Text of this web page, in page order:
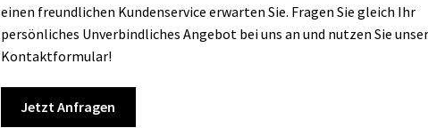
einen freundlichen Kundenservice erwarten Sie. Fragen Sie gleich Ihr
persönliches Unverbindliches Angebot bei uns an und nutzen Sie unser
Kontaktformular!
Jetzt Anfragen